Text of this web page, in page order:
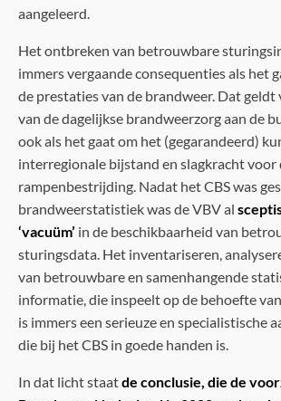
aangeleerd.
Het ontbreken van betrouwbare
immers vergaande consequenties als het
de prestaties van de brandweer. Dat
van de dagelijkse brandweerzorg aan de
ook als het gaat om het (gegarandeerd)
interregionale bijstand en slagkracht voor
rampenbestrijding. Nadat het CBS was
brandweerstatistiek was de VBV al
‘vacuüm’ in de beschikbaarheid van
sturingsdata. Het inventariseren,
van betrouwbare en samenhangende
informatie, die inspeelt op de behoefte
is immers een serieuze en specialistische
die bij het CBS in goede handen is.
In dat licht staatde conclusie, die de